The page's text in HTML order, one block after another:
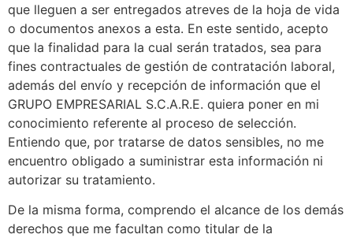
que lleguen a ser entregados atreves de la hoja de vida
o documentos anexos a esta. En este sentido, acepto
que la finalidad para la cual serán tratados, sea para
fines contractuales de gestión de contratación laboral,
además del envío y recepción de información que el
GRUPO EMPRESARIAL S.C.A.R.E. quiera poner en mi
conocimiento referente al proceso de selección.
Entiendo que, por tratarse de datos sensibles, no me
encuentro obligado a suministrar esta información ni
autorizar su tratamiento.
De la misma forma, comprendo el alcance de los demás
derechos que me facultan como titular de la